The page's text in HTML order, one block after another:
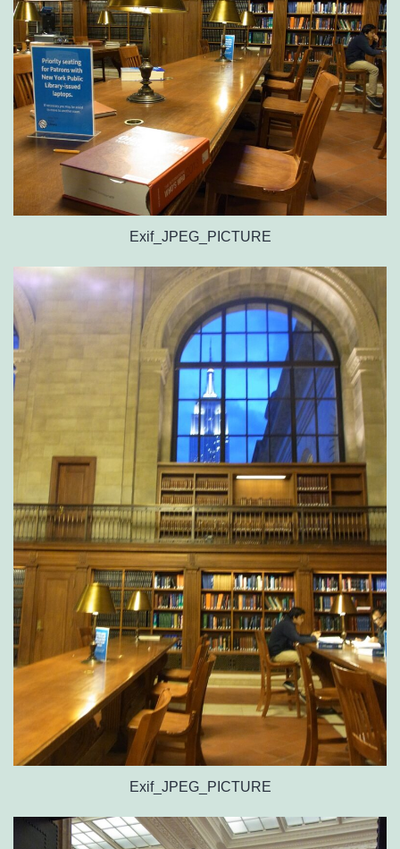
Exif_JPEG_PICTURE
Exif_JPEG_PICTURE